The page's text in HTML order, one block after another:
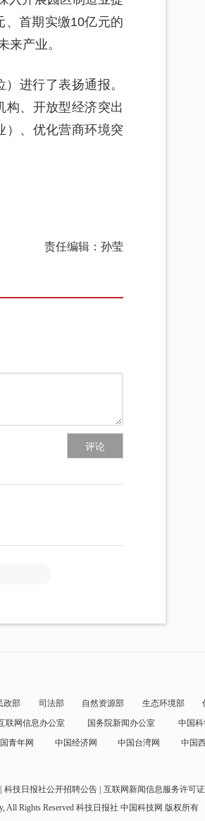
、首期实缴10亿元的
来产业。
进行了表扬通报。
构、开放型经济突出
）、优化营商环境突
责任编辑：孙莹
评论
政部 司法部 自然资源部 生态环境部
联网信息办公室 国务院新闻办公室 中国
青年网 中国经济网 中国台湾网 中国
科技日报社公开招聘公告 互联网新闻信息服务许可证
All Rights Reserved 科技日报社 中国科技网 版权所有